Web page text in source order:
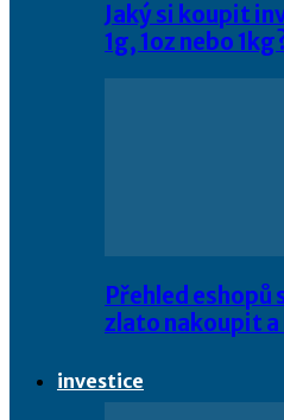
Jaký si koupit
1g, 1oz nebo
Přehled eshopů
zlato nakoupit
investice